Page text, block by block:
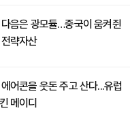
음은 광모듈…중국이 움켜쥔
략자산
어콘을 웃돈 주고 산다...유럽
메이디